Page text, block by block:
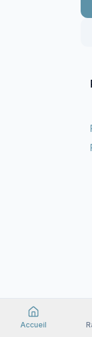
Accueil